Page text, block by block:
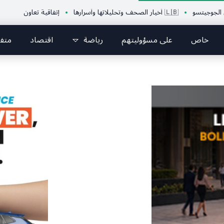
🇱🇧 أخيار الصحف وتحليلاتها وأسرارها إتفاقية تعاون بين الإتحاد
خاص على مسؤوليتهم رياضة اقتصاد